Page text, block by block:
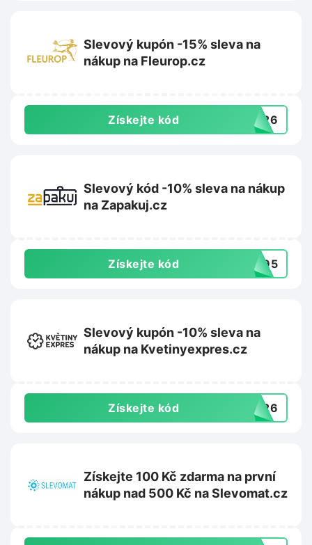
Slevový kupón -15% sleva na
nákup na Fleurop.cz
Získejte kód ET26
Slevový kód -10% sleva na nákup
na Zapakuj.cz
Získejte kód 2095
Slevový kupón -10% sleva na
nákup na Kvetinyexpres.cz
Získejte kód TO26
Získejte 100 Kč zdarma na první
nákup nad 500 Kč na Slevomat.cz